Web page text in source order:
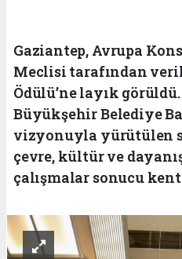
Gaziantep, Avrupa
Meclisi tarafından
Ödülü’ne layık
Büyükşehir Belediye
vizyonuyla yürütülen
çevre, kültür ve
çalışmalar sonucu